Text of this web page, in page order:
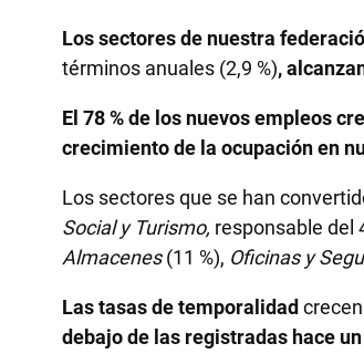
Los sectores de nuestra
términos anuales (2,9 %),
El 78 % de los nuevos empleos
crecimiento de la ocupación en
Los sectores que se han
Social y Turismo, responsable del
Almacenes(11 %), Oficinas y
Las tasas de temporalidad
debajo de las registradas hace